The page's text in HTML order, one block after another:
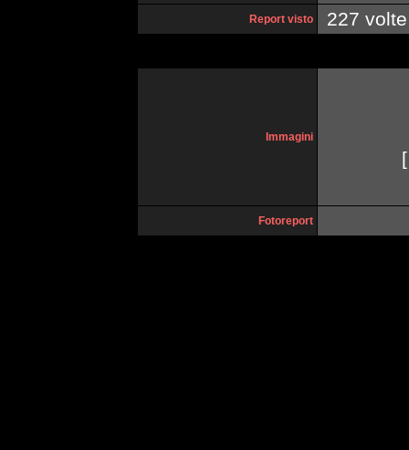
Report visto 227 volte
Immagini
[
Fotoreport